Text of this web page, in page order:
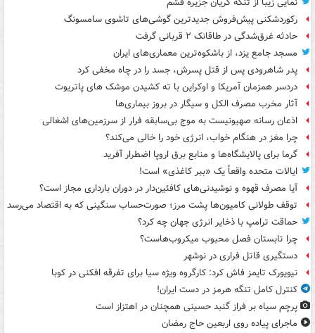
نمایی زیبا از تنگه کریان جزیره قشم
رکوردشکنی پیش‌فروش جدیدترین گوشی‌های تاشوی سامسونگ
حادثه غرق‌شدگی در طاقانک ۲ قربانی گرفت
مسجد جامع یزد، از باشکوه‌ترین معماری‌های ایران
پدر شاهرودی پس از قتل پسرش، جسد را در چاه مخفی کرد
دردسر همزمان آمریکا و اوکراین با ته کشیدن موشک های پاتریوت
آثار مخرب مصرف الکل و سیگار در بروز بیماری‌ها
اذعان رسانه صهیونیست به موج بی‌سابقه فرار از سرزمین‌های اشغالی
چرا مغز در هنگام خواب، انرژی خود را خالی می‌کند؟
گرما برای پالایشگاه‌ها و منابع برق اروپا اضطرار آفرید
ایالات متحده واقعاً یک «ببر کاغذی» است!
آیا مصرف قهوه و نوشیدنی‌های کافئین‌دار در دوران بارداری مجاز است؟
توقف طولانی کامیون‌ها پشت مرز؛ صورت‌حساب سنگینی که به اقتصاد می‌رسد
حماقت ترامپ با ذخایر انرژی جهان چه کرد؟
چرا تابستان فصل محبوب میکروب‌هاست؟
دستگیری قاتل فراری در نوشهر
نیویورک تایمز فاش کرد: کارگروه ویژه سیا برای تفرقه افکنی در کوبا
کنترل کامل تنگه هرمز در دست ایران!
پرچم سیاه بر فراز گنبد حسینی همچنان در اهتزاز است
ماجرای پیاده روی اربعین حاج رمضان